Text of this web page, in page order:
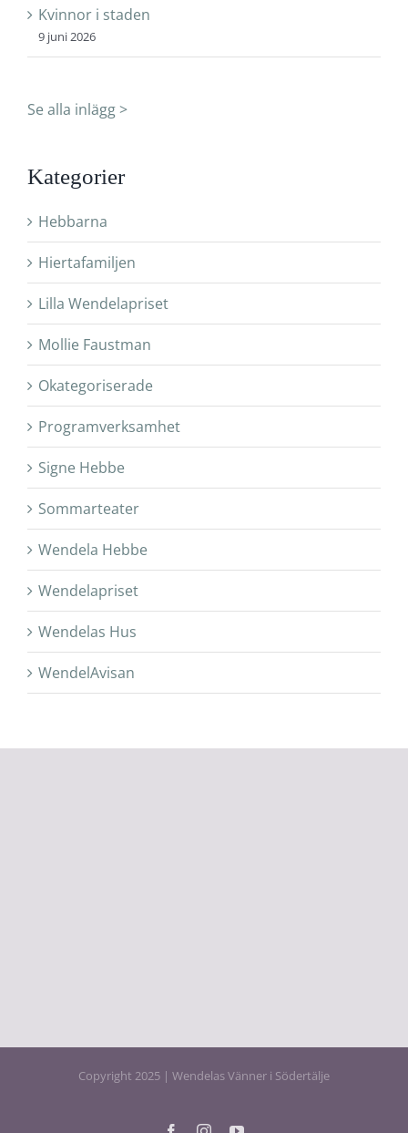
Kvinnor i staden
9 juni 2026
Se alla inlägg >
Kategorier
Hebbarna
Hiertafamiljen
Lilla Wendelapriset
Mollie Faustman
Okategoriserade
Programverksamhet
Signe Hebbe
Sommarteater
Wendela Hebbe
Wendelapriset
Wendelas Hus
WendelAvisan
Copyright 2025 | Wendelas Vänner i Södertälje
FacebookInstagramYouTube